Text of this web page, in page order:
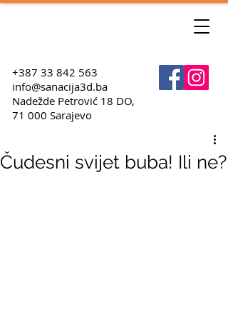
+387 33 842 563
info@sanacija3d.ba
Nadežde Petrović 18 DO,
71 000 Sarajevo
Čudesni svijet buba! Ili ne?